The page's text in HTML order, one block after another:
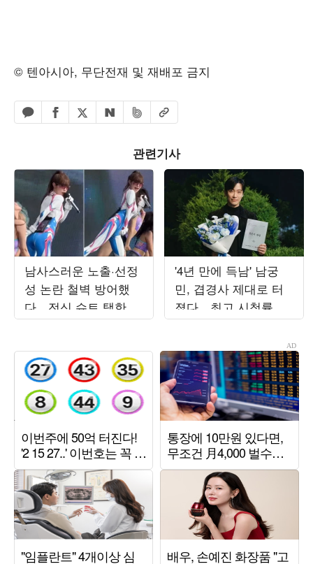
© 텐아시아, 무단전재 및 재배포 금지
카카오톡 공유하기
페이스북 공유하기
엑스 공유하기
네이버 공유하기
밴드 공유하기
URL복사
관련기사
남사스러운 노출·선정
성 논란 철벽 방어했
다…전신 슈트 택한 최
예나, '워터밤 여신' 새
'4년 만에 득남' 남궁
민, 겹경사 제대로 터
졌다…최고 시청률 찍
고 "작은 감정 안 놓쳐"